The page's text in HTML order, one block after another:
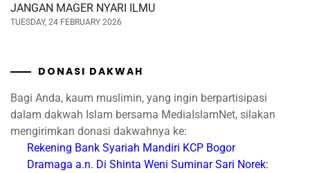
JANGAN MAGER NYARI ILMU
TUESDAY, 24 FEBRUARY 2026
DONASI DAKWAH
Bagi Anda, kaum muslimin, yang ingin berpartisipasi
dalam dakwah Islam bersama MediaIslamNet, silakan
mengirimkan donasi dakwahnya ke:
Rekening Bank Syariah Mandiri KCP Bogor
Dramaga a.n. Di Shinta Weni Suminar Sari Norek: